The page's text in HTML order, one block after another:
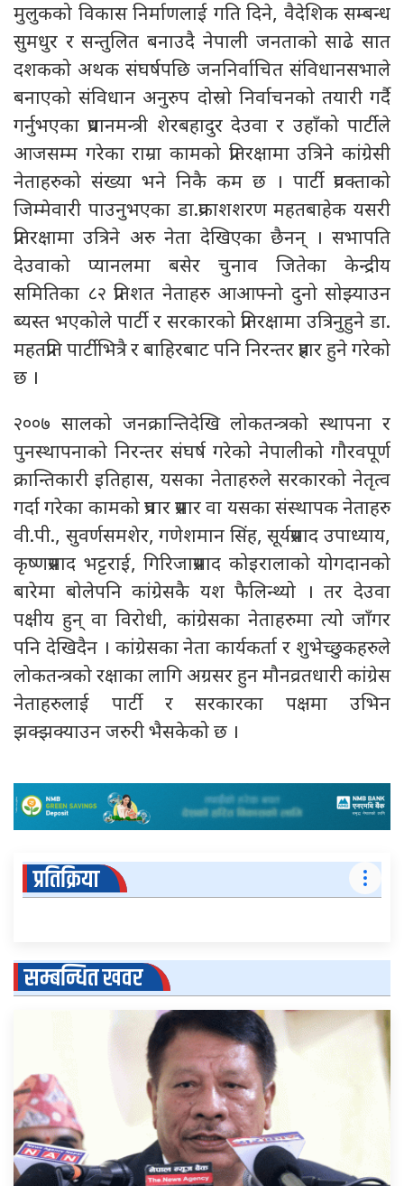
मुलुकको विकास निर्माणलाई गति दिने, वैदेशिक सम्बन्ध
सुमधुर र सन्तुलित बनाउदै नेपाली जनताको साढे सात
दशकको अथक संघर्षपछि जननिर्वाचित संविधानसभाले
बनाएको संविधान अनुरुप दोस्रो निर्वाचनको तयारी गर्दै
गर्नुभएका प्रधानमन्त्री शेरबहादुर देउवा र उहाँको पार्टीले
आजसम्म गरेका राम्रा कामको प्रतिरक्षामा उत्रिने कांग्रेसी
नेताहरुको संख्या भने निकै कम छ । पार्टी प्रवक्ताको
जिम्मेवारी पाउनुभएका डा.प्रकाशशरण महतबाहेक यसरी
प्रतिरक्षामा उत्रिने अरु नेता देखिएका छैनन् । सभापति
देउवाको प्यानलमा बसेर चुनाव जितेका केन्द्रीय
समितिका ८२ प्रतिशत नेताहरु आआफ्नो दुनो सोझ्याउन
ब्यस्त भएकोले पार्टी र सरकारको प्रतिरक्षामा उत्रिनुहुने डा.
महतप्रति पार्टीभित्रै र बाहिरबाट पनि निरन्तर प्रहार हुने गरेको
छ ।
२००७ सालको जनक्रान्तिदेखि लोकतन्त्रको स्थापना र
पुनस्थापनाको निरन्तर संघर्ष गरेको नेपालीको गौरवपूर्ण
क्रान्तिकारी इतिहास, यसका नेताहरुले सरकारको नेतृत्व
गर्दा गरेका कामको प्रचार प्रसार वा यसका संस्थापक नेताहरु
वी.पी., सुवर्णसमशेर, गणेशमान सिंह, सूर्यप्रसाद उपाध्याय,
कृष्णप्रसाद भट्टराई, गिरिजाप्रसाद कोइरालाको योगदानको
बारेमा बोलेपनि कांग्रेसकै यश फैलिन्थ्यो । तर देउवा
पक्षीय हुन् वा विरोधी, कांग्रेसका नेताहरुमा त्यो जाँगर
पनि देखिदैन । कांग्रेसका नेता कार्यकर्ता र शुभेच्छुकहरुले
लोकतन्त्रको रक्षाका लागि अग्रसर हुन मौनव्रतधारी कांग्रेस
नेताहरुलाई पार्टी र सरकारका पक्षमा उभिन
झक्झक्याउन जरुरी भैसकेको छ ।
प्रतिक्रिया
सम्बन्धित खवर